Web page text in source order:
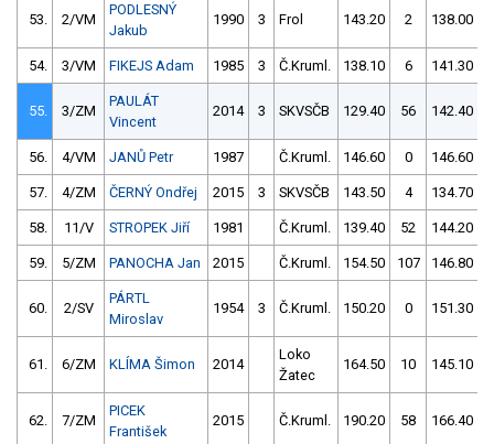
53. 2/VM
PODLESNÝ
Jakub
1990 3 Frol 143.20 2 138.00
54. 3/VM FIKEJS Adam 1985 3 Č.Kruml. 138.10 6 141.30
55. 3/ZM
PAULÁT
Vincent
2014 3 SKVSČB 129.40 56 142.40
56. 4/VM JANŮ Petr 1987 Č.Kruml. 146.60 0 146.60
57. 4/ZM ČERNÝ Ondřej 2015 3 SKVSČB 143.50 4 134.70
58. 11/V STROPEK Jiří 1981 Č.Kruml. 139.40 52 144.20
59. 5/ZM PANOCHA Jan 2015 Č.Kruml. 154.50 107 146.80
60. 2/SV
PÁRTL
Miroslav
1954 3 Č.Kruml. 150.20 0 151.30
61. 6/ZM KLÍMA Šimon 2014
Loko
Žatec
164.50 10 145.10
62. 7/ZM
PICEK
František
2015 Č.Kruml. 190.20 58 166.40